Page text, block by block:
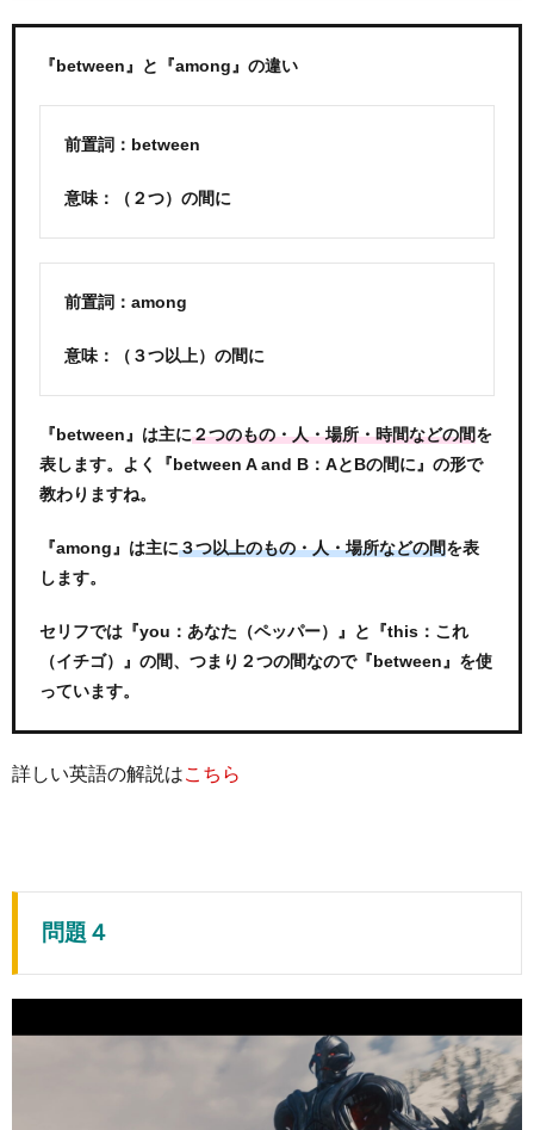
『between』と『among』の違い
前置詞：between
意味：（２つ）の間に
前置詞：among
意味：（３つ以上）の間に
『between』は主に２つのもの・人・場所・時間などの間 を
表します。よく『between A and B：AとBの間に』の形で
教わりますね。
『among』は主に３つ以上のもの・人・場所などの間を表
します。
セリフでは『you：あなた（ペッパー）』と『this：これ
（イチゴ）』の間、つまり２つの間なので『between』を使
っています。
詳しい英語の解説はこちら
問題４